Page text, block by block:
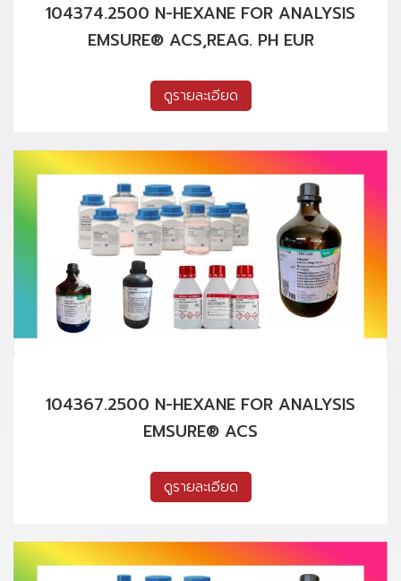
104374.2500 N-HEXANE FOR ANALYSIS
EMSURE® ACS,REAG. PH EUR
ดูรายละเอียด
104367.2500 N-HEXANE FOR ANALYSIS
EMSURE® ACS
ดูรายละเอียด